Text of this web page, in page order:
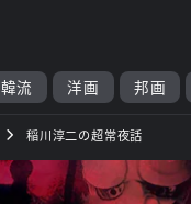
韓流 洋画 邦画
稲川淳二の超常夜話